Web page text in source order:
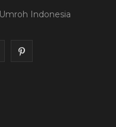
Indonesia
P